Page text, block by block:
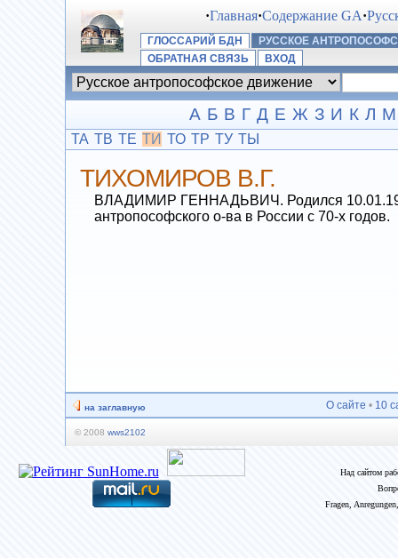
·Главная·Содержание GA·
ГЛОССАРИЙ БДН
РУССКОЕ
ОБРАТНАЯ СВЯЗЬ
ВХОД
А Б В Г Д Е Ж З И К Л М
ТА ТВ ТЕ ТИ ТО ТР ТУ ТЫ
ТИХОМИРОВ В.Г.
ВЛАДИМИР ГЕННАДЬВИЧ. Родился
антропософского о-ва в России с 70-х годов.
на заглавную О сайте • 10
© 2008 wws2102
Над сайтом
Fragen,